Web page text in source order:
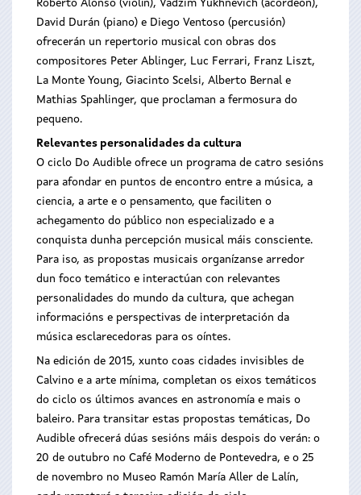
Roberto Alonso (violín), Vadzim Yukhnevich (acordeón),
David Durán (piano) e Diego Ventoso (percusión)
ofrecerán un repertorio musical con obras dos
compositores Peter Ablinger, Luc Ferrari, Franz Liszt,
La Monte Young, Giacinto Scelsi, Alberto Bernal e
Mathias Spahlinger, que proclaman a fermosura do
pequeno.
Relevantes personalidades da cultura
O ciclo Do Audible ofrece un programa de catro sesións
para afondar en puntos de encontro entre a música, a
ciencia, a arte e o pensamento, que faciliten o
achegamento do público non especializado e a
conquista dunha percepción musical máis consciente.
Para iso, as propostas musicais organízanse arredor
dun foco temático e interactúan con relevantes
personalidades do mundo da cultura, que achegan
informacións e perspectivas de interpretación da
música esclarecedoras para os oíntes.
Na edición de 2015, xunto coas cidades invisibles de
Calvino e a arte mínima, completan os eixos temáticos
do ciclo os últimos avances en astronomía e mais o
baleiro. Para transitar estas propostas temáticas, Do
Audible ofrecerá dúas sesións máis despois do verán: o
20 de outubro no Café Moderno de Pontevedra, e o 25
de novembro no Museo Ramón María Aller de Lalín,